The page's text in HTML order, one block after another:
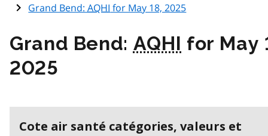
Grand Bend:AQHI for May 18, 2025
Grand Bend: AQHI for May
2025
Cote air santé catégories, valeurs et